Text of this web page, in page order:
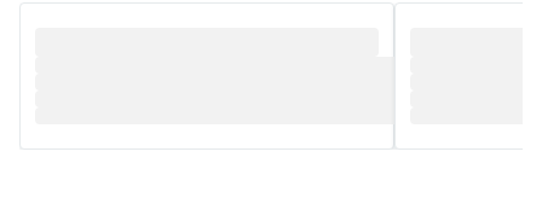
メルカリでの判断基準をもとに「なぜClau
それぞれの本当